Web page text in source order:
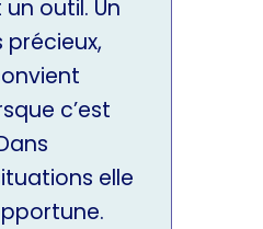
outil. Un
c’est
elle